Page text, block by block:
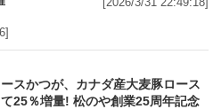
[2026/3/31 22:49:18]
スかつが、カナダ産大麦豚ロース
25％増量! 松のや創業25周年記念